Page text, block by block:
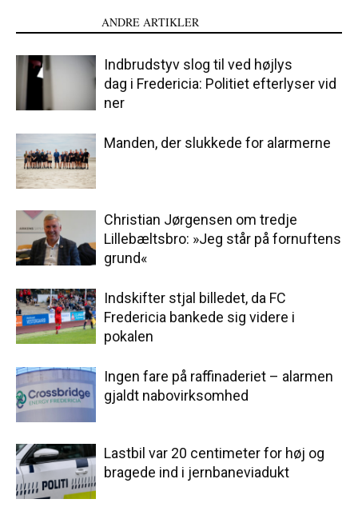
ANDRE ARTIKLER
Indbrudstyv slog til ved højlys
dag i Fredericia: Politiet efterlyser vid
ner
Manden, der slukkede for alarmerne
Christian Jørgensen om tredje
Lillebæltsbro: »Jeg står på fornuftens
grund«
Indskifter stjal billedet, da FC
Fredericia bankede sig videre i
pokalen
Ingen fare på raffinaderiet – alarmen
gjaldt nabovirksomhed
Lastbil var 20 centimeter for høj og
bragede ind i jernbaneviadukt